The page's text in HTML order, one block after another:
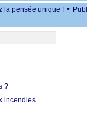
la pensée unique ! •
?
incendies